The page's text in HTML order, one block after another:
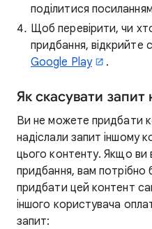
поділитися
Щоб перевірити, чи
придбання, відкрийте
Google Play
.
Як скасувати
Ви не можете придбати
надіслали запит іншому
цього контенту. Якщо ви
придбання, вам
придбати цей контент
іншого користувача
запит: